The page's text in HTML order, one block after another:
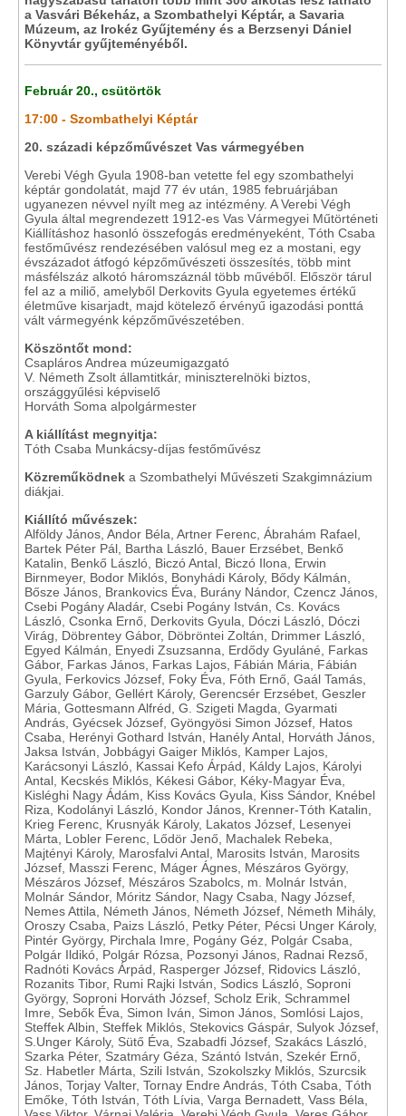
a Vasvári Békeház, a Szombathelyi Képtár, a Savaria
Múzeum, az Irokéz Gyűjtemény és a Berzsenyi Dániel
Könyvtár gyűjteményéből.
Február 20., csütörtök
17:00 - Szombathelyi Képtár
20. századi képzőművészet Vas vármegyében
Verebi Végh Gyula 1908-ban vetette fel egy szombathelyi
képtár gondolatát, majd 77 év után, 1985 februárjában
ugyanezen névvel nyílt meg az intézmény. A Verebi Végh
Gyula által megrendezett 1912-es Vas Vármegyei Műtörténeti
Kiállításhoz hasonló összefogás eredményeként, Tóth Csaba
festőművész rendezésében valósul meg ez a mostani, egy
évszázadot átfogó képzőművészeti összesítés, több mint
másfélszáz alkotó háromszáznál több művéből. Először tárul
fel az a miliő, amelyből Derkovits Gyula egyetemes értékű
életműve kisarjadt, majd kötelező érvényű igazodási ponttá
vált vármegyénk képzőművészetében.
Köszöntőt mond:
Csapláros Andrea múzeumigazgató
V. Németh Zsolt államtitkár, miniszterelnöki biztos,
országgyűlési képviselő
Horváth Soma alpolgármester
A kiállítást megnyitja:
Tóth Csaba Munkácsy-díjas festőművész
Közreműködnek a Szombathelyi Művészeti Szakgimnázium
diákjai.
Kiállító művészek:
Alföldy János, Andor Béla, Artner Ferenc, Ábrahám Rafael,
Bartek Péter Pál, Bartha László, Bauer Erzsébet, Benkő
Katalin, Benkő László, Biczó Antal, Biczó Ilona, Erwin
Birnmeyer, Bodor Miklós, Bonyhádi Károly, Bődy Kálmán,
Bősze János, Brankovics Éva, Burány Nándor, Czencz János,
Csebi Pogány Aladár, Csebi Pogány István, Cs. Kovács
László, Csonka Ernő, Derkovits Gyula, Dóczi László, Dóczi
Virág, Döbrentey Gábor, Döbröntei Zoltán, Drimmer László,
Egyed Kálmán, Enyedi Zsuzsanna, Erdődy Gyuláné, Farkas
Gábor, Farkas János, Farkas Lajos, Fábián Mária, Fábián
Gyula, Ferkovics József, Foky Éva, Fóth Ernő, Gaál Tamás,
Garzuly Gábor, Gellért Károly, Gerencsér Erzsébet, Geszler
Mária, Gottesmann Alfréd, G. Szigeti Magda, Gyarmati
András, Gyécsek József, Gyöngyösi Simon József, Hatos
Csaba, Herényi Gothard István, Hanély Antal, Horváth János,
Jaksa István, Jobbágyi Gaiger Miklós, Kamper Lajos,
Karácsonyi László, Kassai Kefo Árpád, Káldy Lajos, Károlyi
Antal, Kecskés Miklós, Kékesi Gábor, Kéky-Magyar Éva,
Kisléghi Nagy Ádám, Kiss Kovács Gyula, Kiss Sándor, Knébel
Riza, Kodolányi László, Kondor János, Krenner-Tóth Katalin,
Krieg Ferenc, Krusnyák Károly, Lakatos József, Lesenyei
Márta, Lobler Ferenc, Lődör Jenő, Machalek Rebeka,
Majtényi Károly, Marosfalvi Antal, Marosits István, Marosits
József, Masszi Ferenc, Máger Ágnes, Mészáros György,
Mészáros József, Mészáros Szabolcs, m. Molnár István,
Molnár Sándor, Móritz Sándor, Nagy Csaba, Nagy József,
Nemes Attila, Németh János, Németh József, Németh Mihály,
Oroszy Csaba, Paizs László, Petky Péter, Pécsi Unger Károly,
Pintér György, Pirchala Imre, Pogány Géz, Polgár Csaba,
Polgár Ildikó, Polgár Rózsa, Pozsonyi János, Radnai Rezső,
Radnóti Kovács Árpád, Rasperger József, Ridovics László,
Rozanits Tibor, Rumi Rajki István, Sodics László, Soproni
György, Soproni Horváth József, Scholz Erik, Schrammel
Imre, Sebők Éva, Simon Iván, Simon János, Somlósi Lajos,
Steffek Albin, Steffek Miklós, Stekovics Gáspár, Sulyok József,
S.Unger Károly, Sütő Éva, Szabadfi József, Szakács László,
Szarka Péter, Szatmáry Géza, Szántó István, Szekér Ernő,
Sz. Habetler Márta, Szili István, Szokolszky Miklós, Szurcsik
János, Torjay Valter, Tornay Endre András, Tóth Csaba, Tóth
Emőke, Tóth István, Tóth Lívia, Varga Bernadett, Vass Béla,